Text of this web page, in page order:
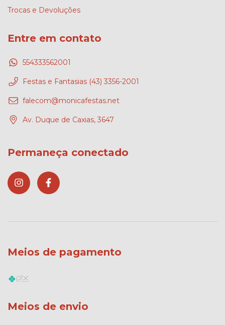
Trocas e Devoluções
Entre em contato
554333562001
Festas e Fantasias (43) 3356-2001
falecom@monicafestas.net
Av. Duque de Caxias, 3647
Permaneça conectado
Meios de pagamento
Meios de envio